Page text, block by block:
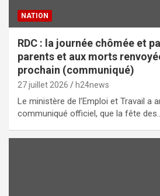
NATION
RDC : la journée chômée et
parents et aux morts
prochain (communiqué)
27 juillet 2026 h24news
Le ministère de l’Emploi et Travail a
communiqué officiel, que la fête